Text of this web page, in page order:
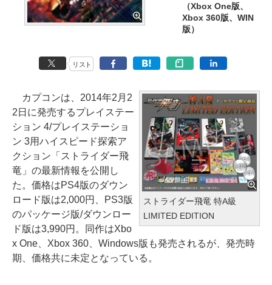
（Xbox One版、
Xbox 360版、WIN
版）
リスト
ストライダー飛竜 特A級
LIMITED EDITION
カプコンは、2014年2月2
2日に発売するプレイステー
ション 4/プレイステーショ
ン 3用ハイスピード探索ア
クション「ストライダー飛
竜」の最新情報を公開し
た。価格はPS4版のダウン
ロード版は2,000円、PS3版
のパッケージ版/ダウンロー
ド版は3,990円。同作はXbo
x One、Xbox 360、Windows版も発売されるが、発売時
期、価格共に未定となっている。